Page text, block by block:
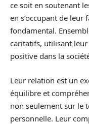
ce soit en soutenant
en s’occupant de
fondamental.
caritatifs, utilisant
positive dans la
Leur relation est un
équilibre et
non seulement sur le
personnelle. Leur